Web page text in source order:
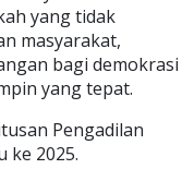
yang tidak
masyarakat,
bagi demokrasi
yang tepat.
Pengadilan
ke 2025.